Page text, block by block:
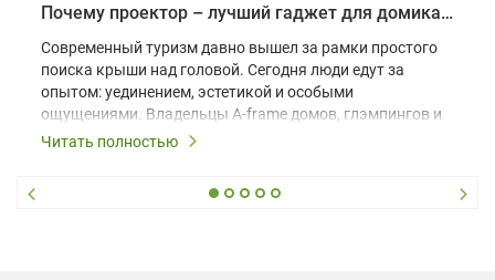
Почему проектор – лучший гаджет для домика в глэмпинге
Современный туризм давно вышел за рамки простого
поиска крыши над головой. Сегодня люди едут за
опытом: уединением, эстетикой и особыми
ощущениями. Владельцы A-frame домов, глэмпингов и
шале понимают, что конкуренция растет, и
вернуться и поделиться впечатлениями в соцсетях,
Читать полностью